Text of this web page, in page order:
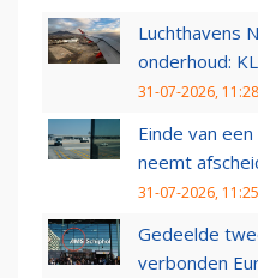
Luchthavens
onderhoud:
31-07-2026, 11:28
Einde van
neemt
31-07-2026, 11:25
Gedeelde
verbonden